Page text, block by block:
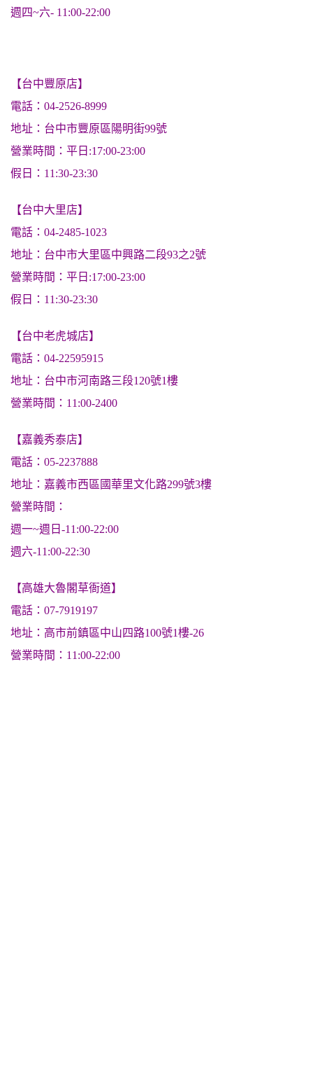
週四~六- 11:00-22:00
【台中豐原店】
電話：04-2526-8999
地址：台中市豐原區陽明街99號
營業時間：平日:17:00-23:00
假日：11:30-23:30
【台中大里店】
電話：04-2485-1023
地址：台中市大里區中興路二段93之2號
營業時間：平日:17:00-23:00
假日：11:30-23:30
【台中老虎城店】
電話：04-22595915
地址：台中市河南路三段120號1樓
營業時間：11:00-2400
【嘉義秀泰店】
電話：05-2237888
地址：嘉義市西區國華里文化路299號3樓
營業時間：
週一~週日-11:00-22:00
週六-11:00-22:30
【高雄大魯閣草衙道】
電話：07-7919197
地址：高市前鎮區中山四路100號1樓-26
營業時間：11:00-22:00